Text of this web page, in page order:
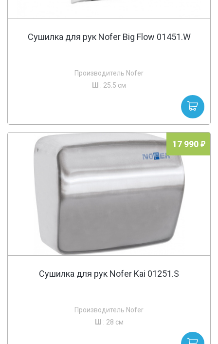
Сушилка для рук Nofer Big Flow 01451.W
Производитель Nofer
Ш : 25.5 см
17 990
Сушилка для рук Nofer Kai 01251.S
Производитель Nofer
Ш : 28 см